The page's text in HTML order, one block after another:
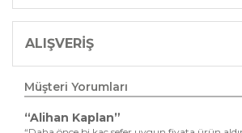
ALIŞVERİŞ
Müşteri Yorumları
“Alihan Kaplan”